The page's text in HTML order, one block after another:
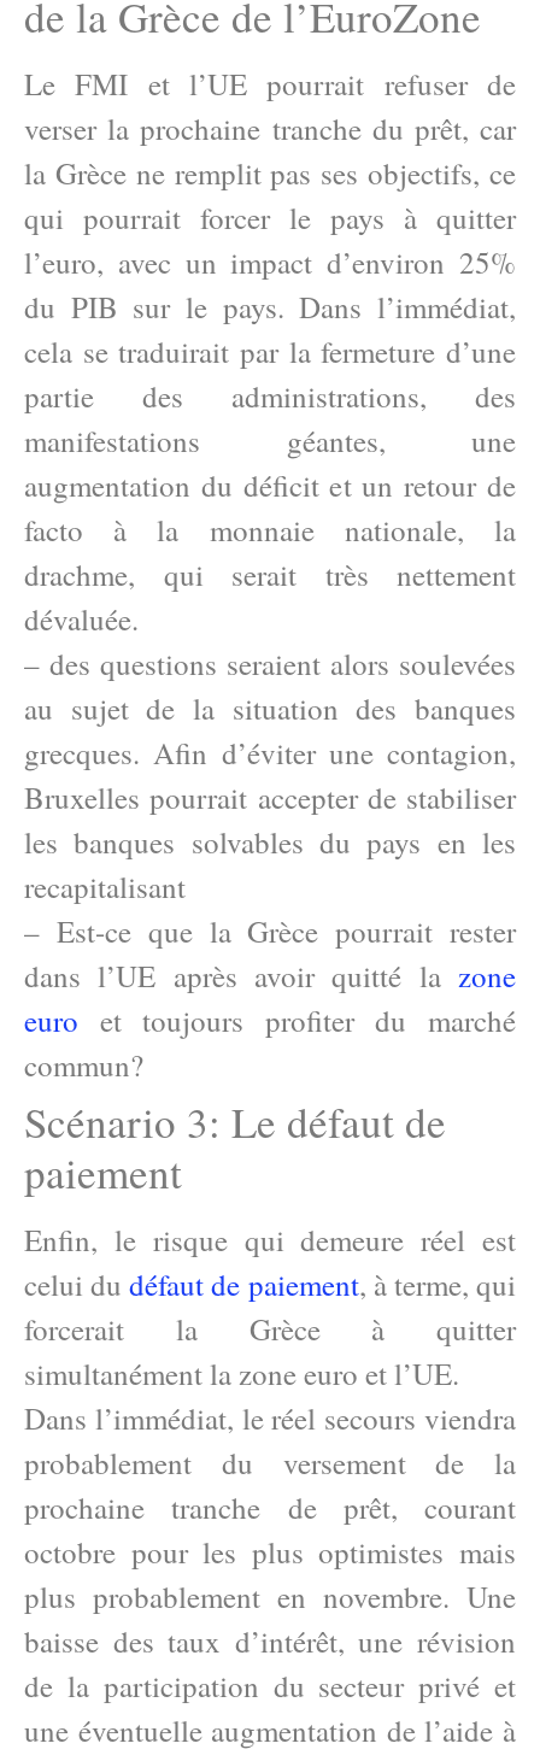
de la Grèce de l’EuroZone
Le FMI et l’UE pourrait refuser de
verser la prochaine tranche du prêt, car
la Grèce ne remplit pas ses objectifs, ce
qui pourrait forcer le pays à quitter
l’euro, avec un impact d’environ 25%
du PIB sur le pays. Dans l’immédiat,
cela se traduirait par la fermeture d’une
partie des administrations, des
manifestations géantes, une
augmentation du déficit et un retour de
facto à la monnaie nationale, la
drachme, qui serait très nettement
dévaluée.
– des questions seraient alors soulevées
au sujet de la situation des banques
grecques. Afin d’éviter une contagion,
Bruxelles pourrait accepter de stabiliser
les banques solvables du pays en les
recapitalisant
– Est-ce que la Grèce pourrait rester
dans l’UE après avoir quitté lazone
euro et toujours profiter du marché
commun?
Scénario 3: Le défaut de
paiement
Enfin, le risque qui demeure réel est
celui dudéfaut de paiement, à terme, qui
forcerait la Grèce à quitter
simultanément la zone euro et l’UE.
Dans l’immédiat, le réel secours viendra
probablement du versement de la
prochaine tranche de prêt, courant
octobre pour les plus optimistes mais
plus probablement en novembre. Une
baisse des taux d’intérêt, une révision
de la participation du secteur privé et
une éventuelle augmentation de l’aide à